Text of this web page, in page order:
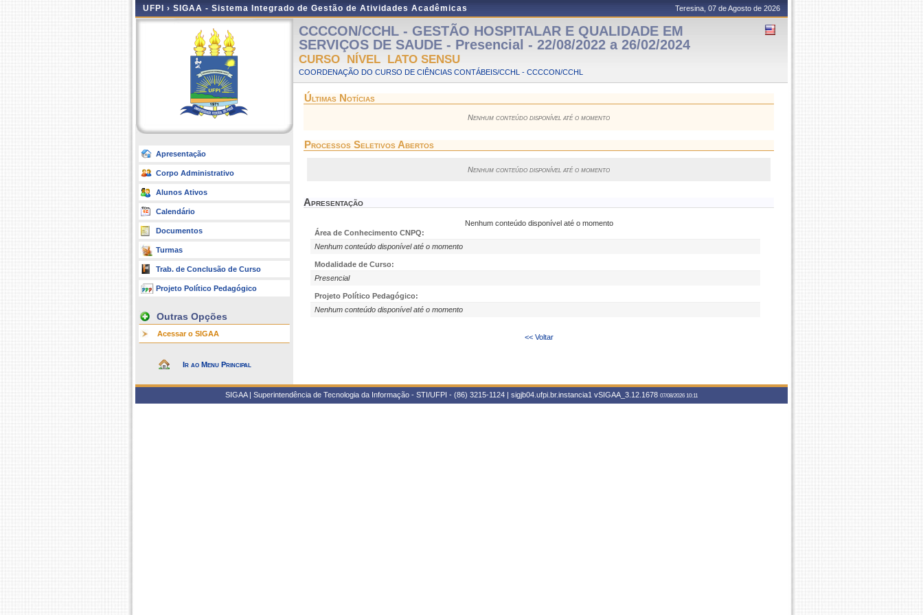
UFPI › SIGAA - Sistema Integrado de Gestão de Atividades Acadêmicas Teresina, 07 de Agosto de 2026
Apresentação
Corpo Administrativo
Alunos Ativos
Calendário
Documentos
Turmas
Trab. de Conclusão de Curso
Projeto Político Pedagógico
Outras Opções
Acessar o SIGAA
Ir ao Menu Principal
CCCCON/CCHL - GESTÃO HOSPITALAR E QUALIDADE EM
SERVIÇOS DE SAUDE - Presencial - 22/08/2022 a 26/02/2024
CURSO NÍVEL LATO SENSU
COORDENAÇÃO DO CURSO DE CIÊNCIAS CONTÁBEIS/CCHL - CCCCON/CCHL
Últimas Notícias
Nenhum conteúdo disponível até o momento
Processos Seletivos Abertos
Nenhum conteúdo disponível até o momento
Apresentação
Nenhum conteúdo disponível até o momento
Área de Conhecimento CNPQ:
Nenhum conteúdo disponível até o momento
Modalidade de Curso:
Presencial
Projeto Político Pedagógico:
Nenhum conteúdo disponível até o momento
<< Voltar
SIGAA | Superintendência de Tecnologia da Informação - STI/UFPI - (86) 3215-1124 | sigjb04.ufpi.br.instancia1 vSIGAA_3.12.1678 07/08/2026 10:11